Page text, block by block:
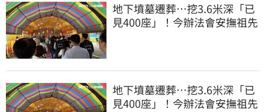
地下墳墓遷葬…挖3.6米深「已
見400座」！今辦法會安撫祖先
地下墳墓遷葬…挖3.6米深「已
見400座」！今辦法會安撫祖先